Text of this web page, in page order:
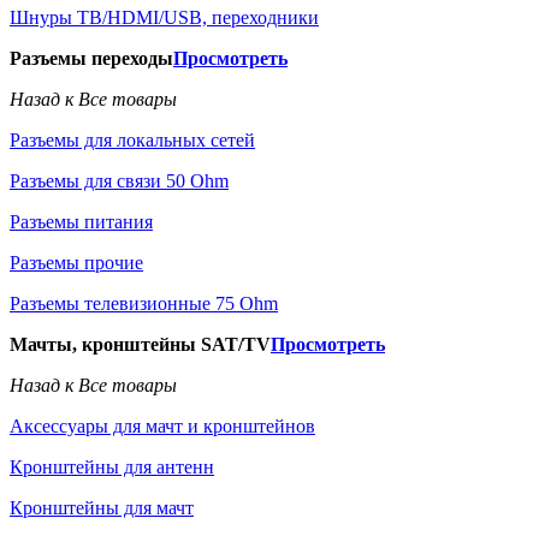
Шнуры ТВ/HDMI/USB, переходники
Разъемы переходыПросмотреть
Назад к Все товары
Разъемы для локальных сетей
Разъемы для связи 50 Ohm
Разъемы питания
Разъемы прочие
Разъемы телевизионные 75 Ohm
Мачты, кронштейны SAT/TVПросмотреть
Назад к Все товары
Аксессуары для мачт и кронштейнов
Кронштейны для антенн
Кронштейны для мачт